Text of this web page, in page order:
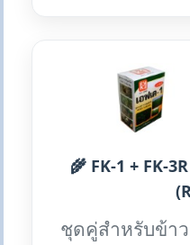
🌾 FK-1 + FK-
ชุดคู่สำหรับข้าว